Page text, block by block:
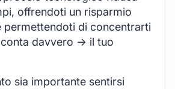
offrendoti un risparmio
permettendoti di concentrarti
davvero -> il tuo
sia importante sentirsi